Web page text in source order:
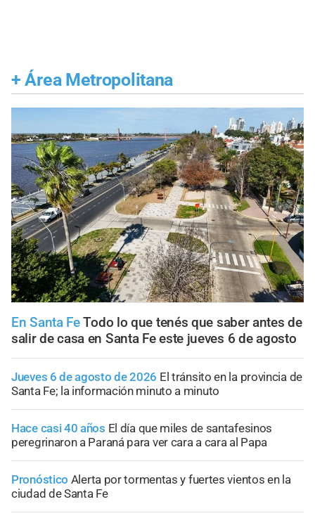
+ Área Metropolitana
En Santa Fe Todo lo que tenés que saber antes de
salir de casa en Santa Fe este jueves 6 de agosto
Jueves 6 de agosto de 2026 El tránsito en la provincia de
Santa Fe; la información minuto a minuto
Hace casi 40 años El día que miles de santafesinos
peregrinaron a Paraná para ver cara a cara al Papa
Pronóstico Alerta por tormentas y fuertes vientos en la
ciudad de Santa Fe